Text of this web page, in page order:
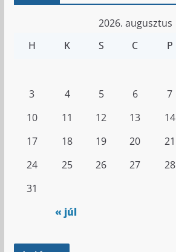
2026. augusztus
H
K S C P
« júl
3
4 5 6 7
10
11 12 13 14
17
18 19 20 21
24
25 26 27 28
31